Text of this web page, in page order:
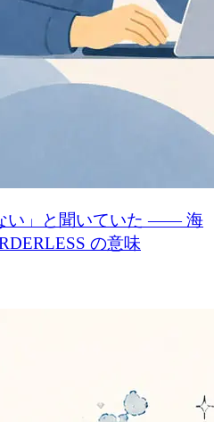
い」と聞いていた —— 海
の意味